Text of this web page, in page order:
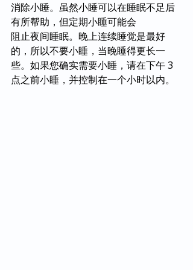
消除小睡。虽然小睡可以在睡眠不足后
有所帮助，但定期小睡可能会
阻止夜间睡眠。晚上连续睡觉是最好
的，所以不要小睡，当晚睡得更长一
些。如果您确实需要小睡，请在下午 3
点之前小睡，并控制在一个小时以内。